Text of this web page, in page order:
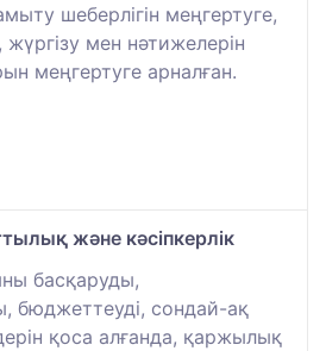
шеберлігін меңгертуге,
мен нәтижелерін
меңгертуге арналған.
және кәсіпкерлік
басқаруды,
бюджеттеуді, сондай-ақ
қоса алғанда, қаржылық